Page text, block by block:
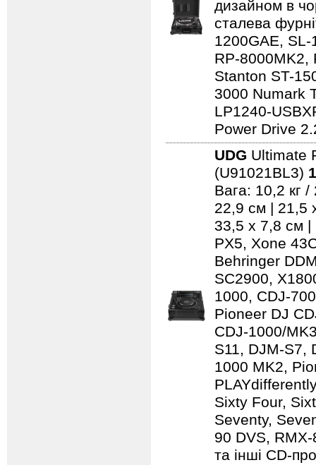
дизайном в
сталева
1200GAE,
RP-8000MK2,
Stanton ST-
3000 Numark
LP1240-
Power Drive
UDG Ultimate
(U91021BL3)
Вага: 10,2 кг
22,9 см | 21,5
33,5 x 7,8 см |
PX5, Xone
Behringer
SC2900,
1000, CDJ-
Pioneer DJ
CDJ-1000/
S11, DJM-S7,
1000 MK2,
Sixty Four,
Seventy,
90 DVS,
та інші CD-